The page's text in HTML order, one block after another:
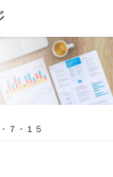
７・１５